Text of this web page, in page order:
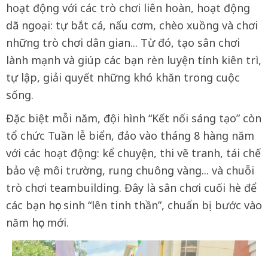
hoạt động với các trò chơi liên hoàn, hoạt động
dã ngoại: tự bắt cá, nấu cơm, chèo xuồng và chơi
những trò chơi dân gian... Từ đó, tạo sân chơi
lành mạnh và giúp các bạn rèn luyện tính kiên trì,
tự lập, giải quyết những khó khăn trong cuộc
sống.
Đặc biệt mỗi năm, đội hình “Kết nối sáng tạo” còn
tổ chức Tuần lễ biển, đảo vào tháng 8 hàng năm
với các hoạt động: kể chuyện, thi vẽ tranh, tái chế
bảo vệ môi trường, rung chuông vàng... và chuỗi
trò chơi teambuilding. Đây là sân chơi cuối hè để
các bạn học sinh “lên tinh thần”, chuẩn bị bước vào
năm học mới.